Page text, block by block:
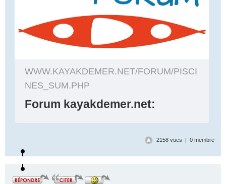
WWW.KAYAKDEMER.NET/FORUM/PISCI
NES_SUM.PHP
Forum kayakdemer.net:
2158 vues | 0 membre